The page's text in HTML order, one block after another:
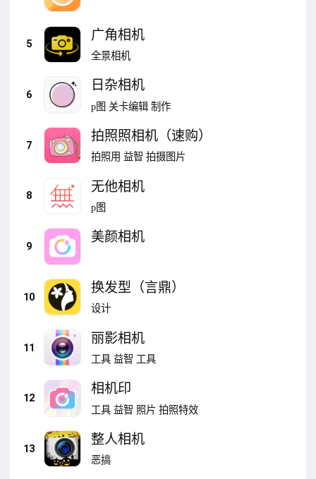
5
广角相机
全景相机
6
日杂相机
p图 关卡编辑 制作
7
拍照照相机（速购）
拍照用 益智 拍摄图片
8
无他相机
p图
9
美颜相机
10
换发型（言鼎）
设计
11
丽影相机
工具 益智 工具
12
相机印
工具 益智 照片 拍照特效
13
整人相机
恶搞